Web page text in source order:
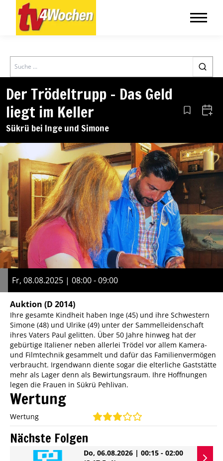
Search
Der Trödeltrupp – Das Geld
liegt im Keller
Sükrü bei Inge und Simone
Aus den
Fr, 08.08.2025 | 08:00 - 09:00
Auktion (D 2014)
Ihre gesamte Kindheit haben Inge (45) und ihre Schwestern
Simone (48) und Ulrike (49) unter der Sammelleidenschaft
ihres Vaters Paul gelitten. Über 50 Jahre hinweg hat der
gebürtige Italiener neben allerlei Trödel vor allem Kamera-
und Filmtechnik gesammelt und dafür das Familienvermögen
verbraucht. Irgendwann diente sogar die elterliche Gaststätte
mehr als Lager denn als Bewirtungsraum. Ihre Hoffnungen
legen die Frauen in Sükrü Pehlivan.
Wertung
Wertung
Nächste Folgen
Do, 06.08.2026 | 00:15 - 02:00